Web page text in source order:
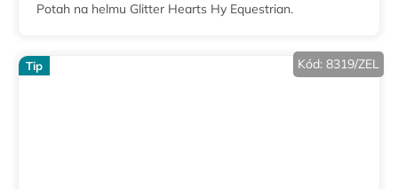
Potah na helmu Glitter Hearts Hy Equestrian.
Tip Kód: 8319/ZEL